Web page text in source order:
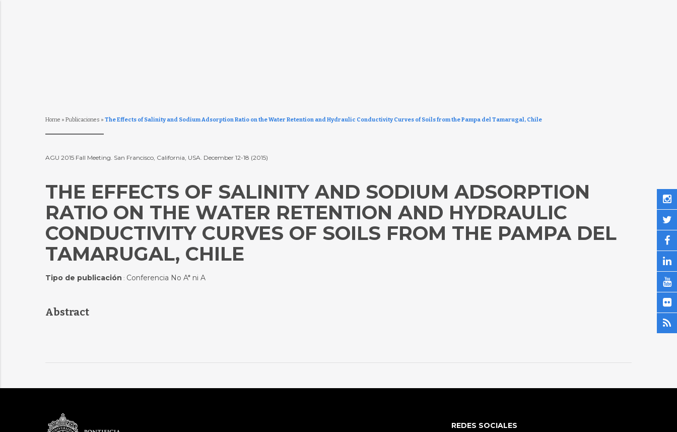
Home » Publicaciones » The Effects of Salinity and Sodium Adsorption Ratio on the Water Retention and Hydraulic Conductivity Curves of Soils from the Pampa del Tamarugal, Chile
AGU 2015 Fall Meeting. San Francisco, California, USA. December 12-18 (2015)
THE EFFECTS OF SALINITY AND SODIUM ADSORPTION
RATIO ON THE WATER RETENTION AND HYDRAULIC
CONDUCTIVITY CURVES OF SOILS FROM THE PAMPA DEL
TAMARUGAL, CHILE
Tipo de publicación : Conferencia No A* ni A
Abstract
REDES SOCIALES